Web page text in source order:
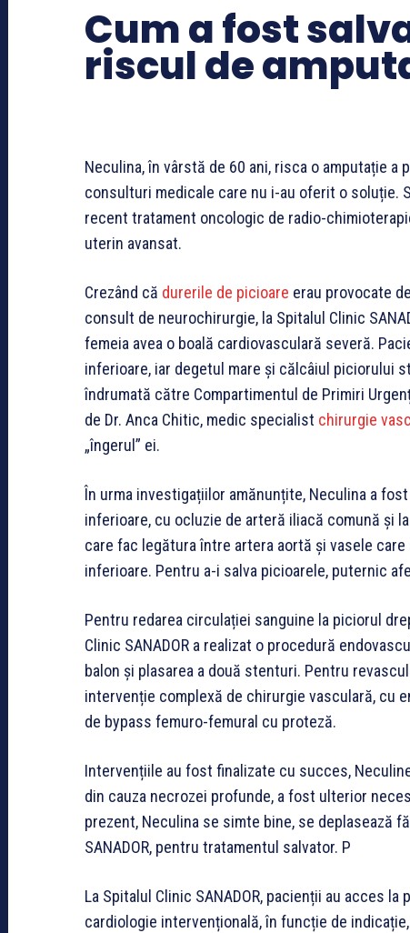
Cum a fost
riscul de
Neculina, în vârstă de 60 ani, risca o amputație
consulturi medicale care nu i-au oferit o soluție.
recent tratament oncologic de radio-
uterin avansat.
Crezând că durerile de picioare erau provocate
consult de neurochirurgie, la Spitalul Clinic
femeia avea o boală cardiovasculară severă.
inferioare, iar degetul mare și călcâiul piciorului
îndrumată către Compartimentul de Primiri
de Dr. Anca Chitic, medic specialist chirurgie
„îngerul” ei.
În urma investigațiilor amănunțite, Neculina a
inferioare, cu ocluzie de arteră iliacă comună și
care fac legătura între artera aortă și vasele
inferioare. Pentru a-i salva picioarele, puternic
Pentru redarea circulației sanguine la piciorul
Clinic SANADOR a realizat o procedură
balon și plasarea a două stenturi. Pentru
intervenție complexă de chirurgie vasculară, cu
de bypass femuro-femural cu proteză.
Intervențiile au fost finalizate cu succes,
din cauza necrozei profunde, a fost ulterior
prezent, Neculina se simte bine, se deplasează
SANADOR, pentru tratamentul salvator. P
La Spitalul Clinic SANADOR, pacienții au acces
cardiologie intervențională, în funcție de